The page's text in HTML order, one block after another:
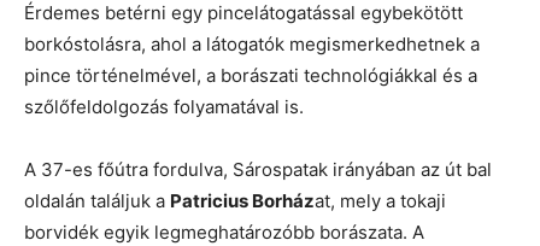
Érdemes betérni egy pincelátogatással egybekötött
borkóstolásra, ahol a látogatók megismerkedhetnek a
pince történelmével, a borászati technológiákkal és a
szőlőfeldolgozás folyamatával is.
A 37-es főútra fordulva, Sárospatak irányában az út bal
oldalán találjuk a Patricius Borházat, mely a tokaji
borvidék egyik legmeghatározóbb borászata. A